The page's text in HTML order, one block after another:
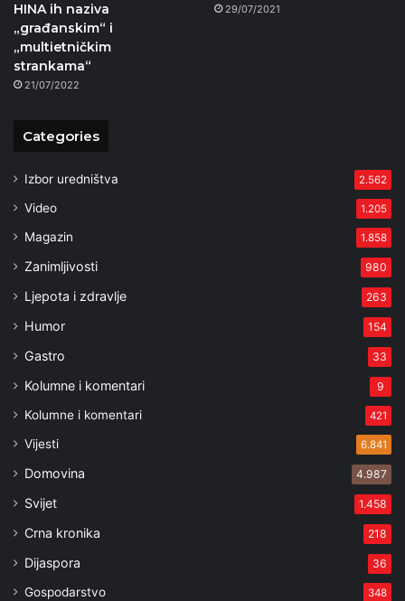
HINA ih naziva
„građanskim“ i
„multietničkim
strankama“
21/07/2022
29/07/2021
Categories
Izbor uredništva 2.562
Video 1.205
Magazin 1.858
Zanimljivosti 980
Ljepota i zdravlje 263
Humor 154
Gastro 33
Kolumne i komentari 9
Kolumne i komentari 421
Vijesti 6.841
Domovina 4.987
Svijet 1.458
Crna kronika 218
Dijaspora 36
Gospodarstvo 348